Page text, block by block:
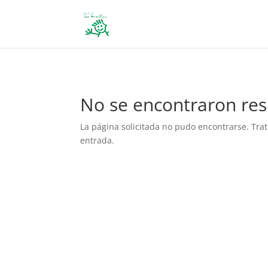
No se encontraron
La página solicitada no pudo encontrarse.
entrada.